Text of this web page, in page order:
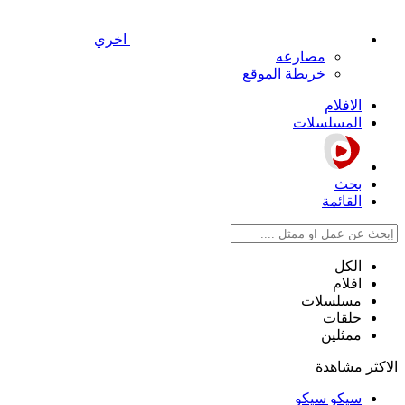
اخري
مصارعه
خريطة الموقع
الافلام
المسلسلات
بحث
القائمة
الكل
افلام
مسلسلات
حلقات
ممثلين
الاكثر مشاهدة
سيكو سيكو